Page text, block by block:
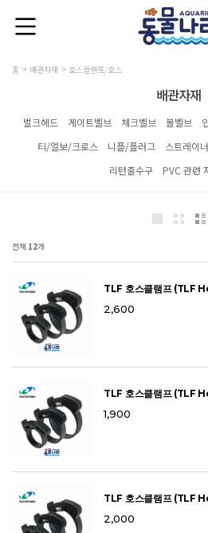
홈 배관자재 호스클램프/호스
배관자재
벌크헤드 게이트벨브 체크벨브 볼벨브
티/엘보/크로스
니플/플러그 스트레이너
리턴출수구
PVC 관련
전체 12개
TLF 호스클램프 (TLF
2,600
TLF 호스클램프 (TLF
1,900
TLF 호스클램프 (TLF
2,000